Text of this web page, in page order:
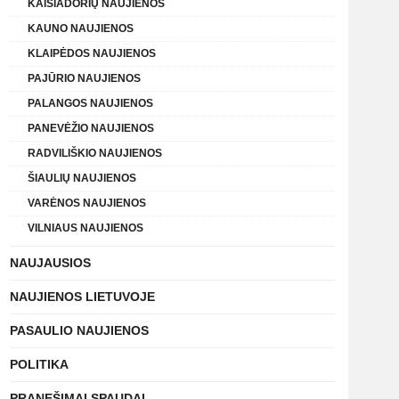
KAIŠIADORIŲ NAUJIENOS
KAUNO NAUJIENOS
KLAIPĖDOS NAUJIENOS
PAJŪRIO NAUJIENOS
PALANGOS NAUJIENOS
PANEVĖŽIO NAUJIENOS
RADVILIŠKIO NAUJIENOS
ŠIAULIŲ NAUJIENOS
VARĖNOS NAUJIENOS
VILNIAUS NAUJIENOS
NAUJAUSIOS
NAUJIENOS LIETUVOJE
PASAULIO NAUJIENOS
POLITIKA